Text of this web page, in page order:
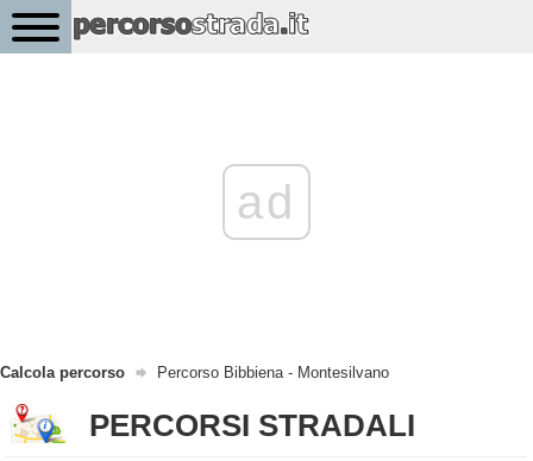
ad
Calcola percorso Percorso Bibbiena - Montesilvano
PERCORSI STRADALI